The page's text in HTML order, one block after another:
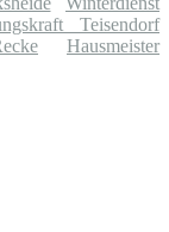
Teisendorf
Hausmeister